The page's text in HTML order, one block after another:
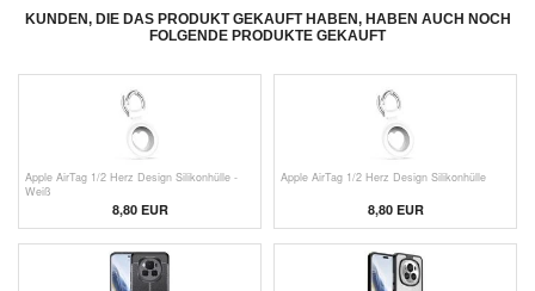
KUNDEN, DIE DAS PRODUKT GEKAUFT HABEN, HABEN AUCH NOCH
FOLGENDE PRODUKTE GEKAUFT
Apple AirTag 1/2 Herz Design Silikonhülle -
Weiß
8,80 EUR
Apple AirTag 1/2 Herz Design Silikonhülle
8,80 EUR